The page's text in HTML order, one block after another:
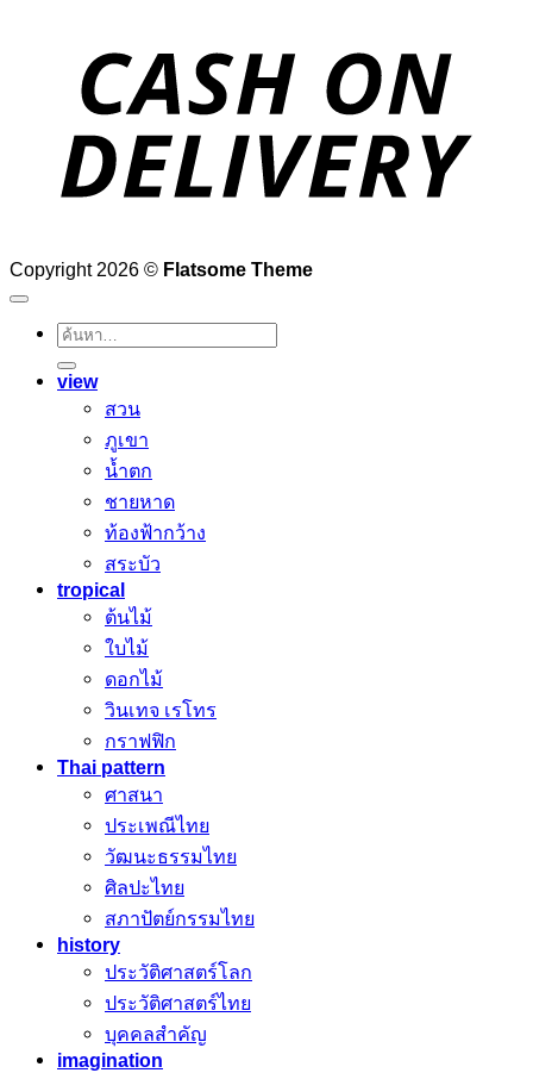
Copyright 2026 © Flatsome Theme
ค้นหา:
view
สวน
ภูเขา
น้ำตก
ชายหาด
ท้องฟ้ากว้าง
สระบัว
tropical
ต้นไม้
ใบไม้
ดอกไม้
วินเทจ เรโทร
กราฟฟิก
Thai pattern
ศาสนา
ประเพณีไทย
วัฒนะธรรมไทย
ศิลปะไทย
สภาปัตย์กรรมไทย
history
ประวัติศาสตร์โลก
ประวัติศาสตร์ไทย
บุคคลสำคัญ
imagination